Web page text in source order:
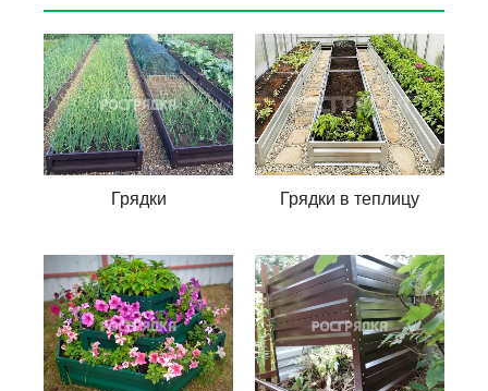
Грядки Грядки в теплицу